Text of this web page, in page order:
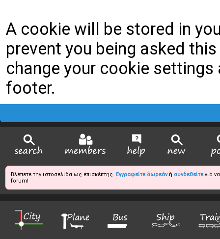
A cookie will be stored in
prevent you being asked
change your cookie
footer.
Βλέπετε την ιστοσελίδα ως επισκέπτης. Εγγραφείτε δωρεάνή συνδεθείτεγια
forum!